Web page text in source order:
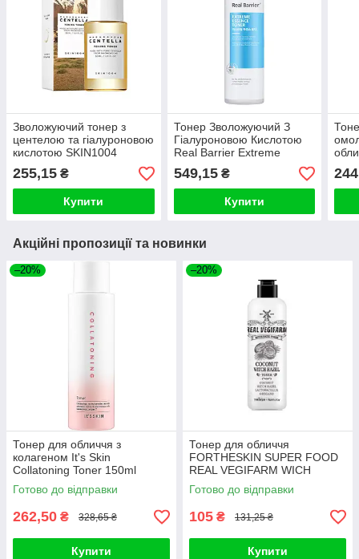
Зволожуючий тонер з
центелою та гіалуроновою
кислотою SKIN1004
Madagascar Centella
Toning Toner (30ml)
255,15 ₴
Купити
Тонер Зволожуючий З
Гіалуроновою Кислотою
Real Barrier Extreme
Essence Toner 190ml
549,15₴
Купити
Акційні пропозиції та новинки
–20%
Тонер для обличчя з
колагеном It's Skin
Collatoning Toner 150ml
Готово до відправки
262,50 ₴ 328,65 ₴
Купити
–20%
Тонер для обличчя
FORTHESKIN SUPER FOOD
REAL VEGIFARM WICH
HAZEL TONER-Coconut
280ml
Готово до відправки
105 ₴ 131,25 ₴
Купити